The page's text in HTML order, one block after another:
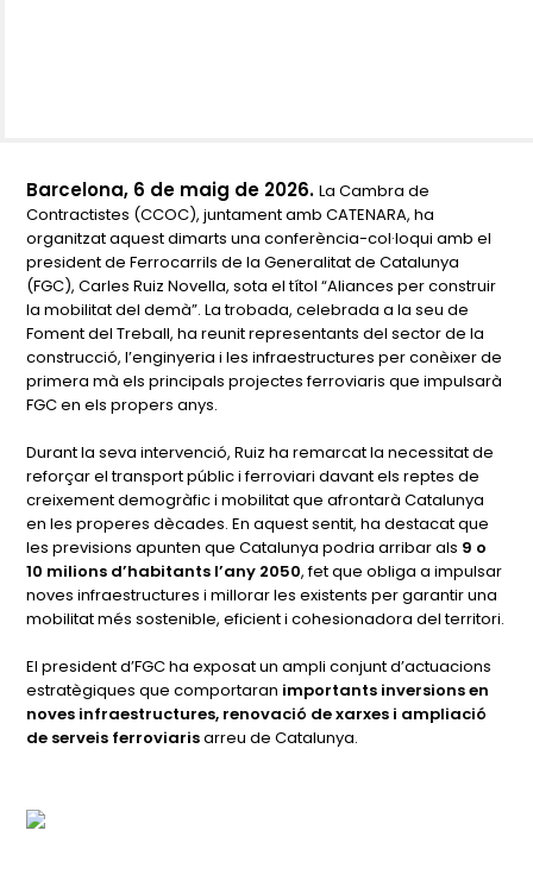
Barcelona, 6 de maig de 2026.La Cambra de
Contractistes (CCOC), juntament amb CATENARA, ha
organitzat aquest dimarts una conferència-col·loqui amb el
president de Ferrocarrils de la Generalitat de Catalunya
(FGC), Carles Ruiz Novella, sota el títol“Aliances per construir
la mobilitat del demà”. La trobada, celebrada a la seu de
Foment del Treball, ha reunit representants del sector de la
construcció, l’enginyeria i les infraestructures per conèixer de
primera mà els principals projectes ferroviaris que impulsarà
FGC en els propers anys.
Durant la seva intervenció, Ruiz ha remarcat la necessitat de
reforçar el transport públic i ferroviari davant els reptes de
creixement demogràfic i mobilitat que afrontarà Catalunya
en les properes dècades. En aquest sentit, ha destacat que
les previsions apunten que Catalunya podria arribar als 9 o
10 milions d’habitants l’any 2050, fet que obliga a impulsar
noves infraestructures i millorar les existents per garantir una
mobilitat més sostenible, eficient i cohesionadora del territori.
El president d’FGC ha exposat un ampli conjunt d’actuacions
estratègiques que comportaran importants inversions en
noves infraestructures, renovació de xarxes i ampliació
de serveis ferroviarisarreu de Catalunya.